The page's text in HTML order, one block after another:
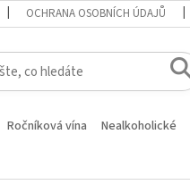
OCHRANA OSOBNÍCH ÚDAJŮ
Ročníková vína Nealkoholické